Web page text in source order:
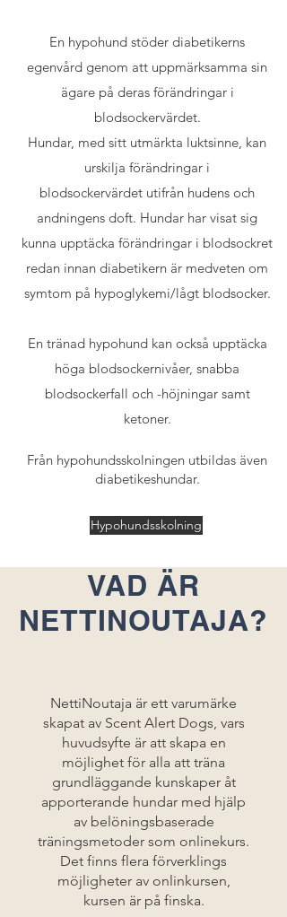
En hypohund stöder diabetikerns
egenvård genom att uppmärksamma sin
ägare på deras förändringar i
blodsockervärdet.
Hundar, med sitt utmärkta luktsinne, kan
urskilja förändringar i
blodsockervärdet utifrån hudens och
andningens doft. Hundar har visat sig
kunna upptäcka förändringar i blodsockret
redan innan diabetikern är medveten om
symtom på hypoglykemi/lågt blodsocker.
En tränad hypohund kan också upptäcka
höga blodsockernivåer, snabba
blodsockerfall och -höjningar samt
ketoner.
Från hypohundsskolningen utbildas även
diabetikeshundar.
Hypohundsskolning
VAD ÄR
NETTINOUTAJA?
NettiNoutaja är ett varumärke
skapat av Scent Alert Dogs, vars
huvudsyfte är att skapa en
möjlighet för alla att träna
grundläggande kunskaper åt
apporterande hundar med hjälp
av belöningsbaserade
träningsmetoder som onlinekurs.
Det finns flera förverklings
möjligheter av onlinkursen,
kursen är på finska.